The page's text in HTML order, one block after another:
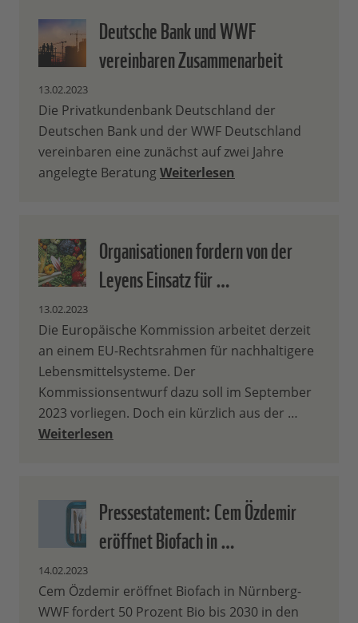
Deutsche Bank und WWF
vereinbaren Zusammenarbeit
13.02.2023
Die Privatkundenbank Deutschland der
Deutschen Bank und der WWF Deutschland
vereinbaren eine zunächst auf zwei Jahre
angelegte BeratungWeiterlesen
Organisationen fordern von der
Leyens Einsatz für …
13.02.2023
Die Europäische Kommission arbeitet derzeit
an einem EU-Rechtsrahmen für nachhaltigere
Lebensmittelsysteme. Der
Kommissionsentwurf dazu soll im September
2023 vorliegen. Doch ein kürzlich aus der …
Weiterlesen
Pressestatement: Cem Özdemir
eröffnet Biofach in …
14.02.2023
Cem Özdemir eröffnet Biofach in Nürnberg-
WWF fordert 50 Prozent Bio bis 2030 in den